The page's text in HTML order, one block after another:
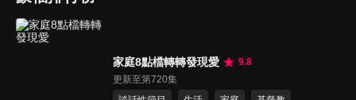
家庭8點檔轉轉發現愛
9.8
更新至第720集